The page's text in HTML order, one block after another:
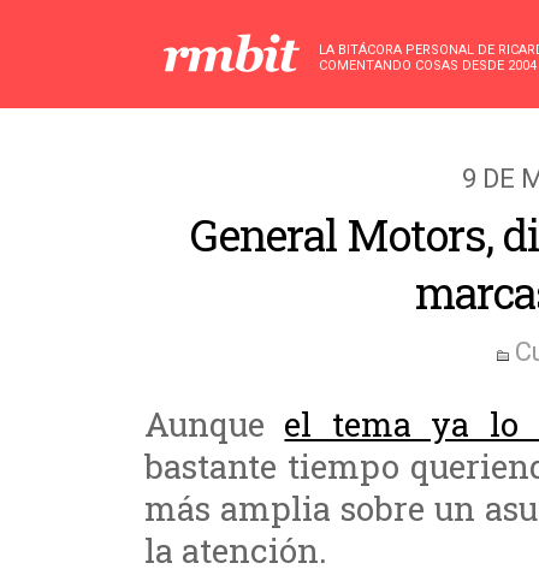
LA BITÁCORA PERSONAL DE
COMENTANDO COSAS DESDE 2004
9 DE
General Motors,
Aunque el tema ya lo
bastante tiempo
más amplia sobre un
la atención.